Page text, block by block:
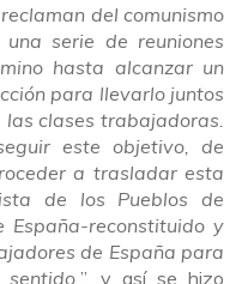
del comunismo
serie de reuniones
hasta alcanzar un
para llevarlo juntos
las clases trabajadoras.
este objetivo, de
a trasladar esta
de los Pueblos de
España-reconstituido y
de España para
”, y así se hizo